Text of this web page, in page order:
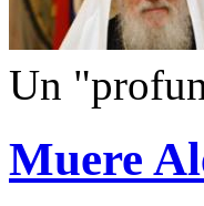
Un
Muere